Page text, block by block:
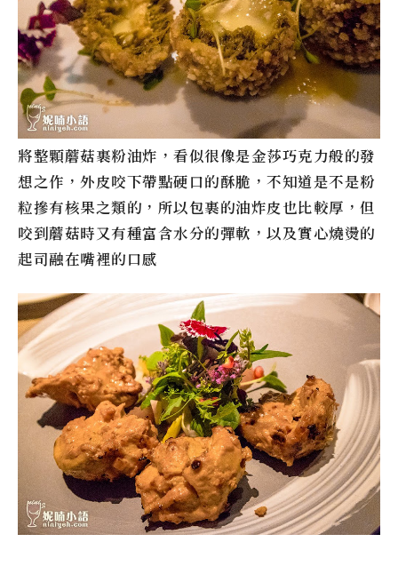
將整顆蘑菇裹粉油炸，看似很像是金莎巧克力般的發
想之作，外皮咬下帶點硬口的酥脆，不知道是不是粉
粒摻有核果之類的，所以包裹的油炸皮也比較厚，但
咬到蘑菇時又有種富含水分的彈軟，以及實心燒燙的
起司融在嘴裡的口感